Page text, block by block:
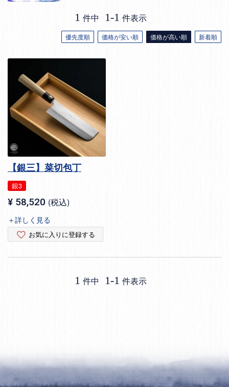
優先度順 価格が安い順 価格が高い順 新着順
1 件中 1-1 件表示
【銀三】菜切包丁
銀3
¥ 58,520 税込
＋詳しく見る
お気に入りに登録する
1 件中 1-1 件表示